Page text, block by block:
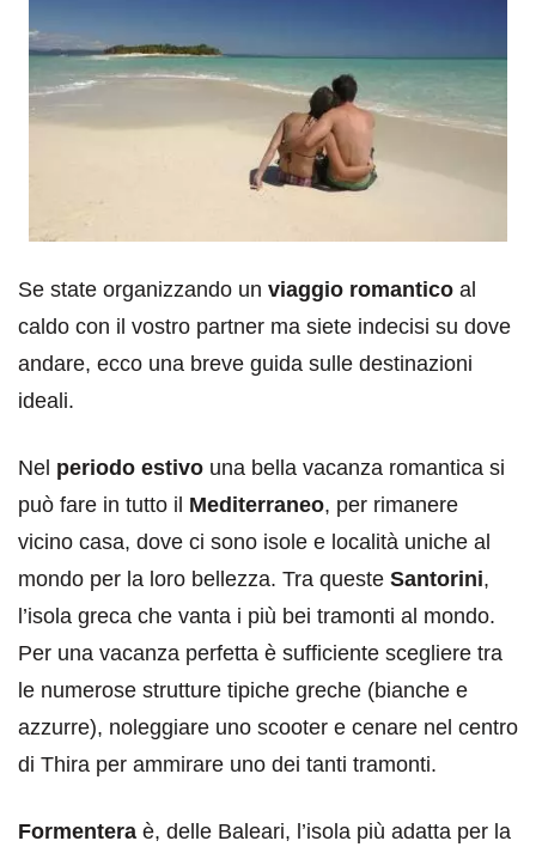
Se state organizzando un viaggio romantico al
caldo con il vostro partner ma siete indecisi su dove
andare, ecco una breve guida sulle destinazioni
ideali.
Nel periodo estivo una bella vacanza romantica si
può fare in tutto il Mediterraneo, per rimanere
vicino casa, dove ci sono isole e località uniche al
mondo per la loro bellezza. Tra queste Santorini,
l’isola greca che vanta i più bei tramonti al mondo.
Per una vacanza perfetta è sufficiente scegliere tra
le numerose strutture tipiche greche (bianche e
azzurre), noleggiare uno scooter e cenare nel centro
di Thira per ammirare uno dei tanti tramonti.
Formentera è, delle Baleari, l’isola più adatta per la